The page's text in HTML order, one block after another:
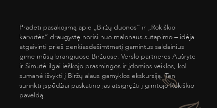
Pradėti pasakojimą apie „Biržų duonos“ ir „Rokiškio
karvutės“ draugystę norisi nuo malonaus sutapimo – idėja
atgaivinti prieš penkiasdešimtmetį gamintus saldainius
gimė mūsų brangiuose Biržuose. Verslo partnerės Aušrytė
ir Simutė ilgai ieškojo prasmingos ir įdomios veiklos, kol
sumanė išvykti į Biržų alaus gamyklos ekskursiją. Ten
surinkti įspūdžiai paskatino jas atsigręžti į gimtojo Rokiškio
paveldą.